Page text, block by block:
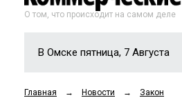
О том, что происходит на самом деле
В Омске пятница, 7 Августа
Главная → Новости → Закон